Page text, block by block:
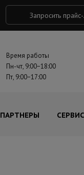
Запросить
Время работы
Пн-чт, 9:00−18:00
Пт, 9:00−17:00
ПАРТНЕРЫ